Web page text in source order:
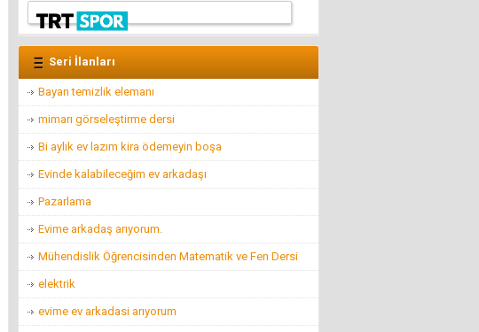
Hüseyin DÜŞ
İlkyardımcılara kim yardım edecek!..
8 Nisan 2016 Cuma
Hüseyin GÜVEN
BİR ŞEY ANCAK DEĞERİNİ BİLENİN YANINDA
KIYMETLİDİR...
22 Temmuz 2016 Cuma
Konuk Yazar
Belediyeyi hesap uzmanı yönetiyor ama balık
istifi tramvay zarar ediyor!
19 Haziran 2016 Pazar
Mehmet KIZILKAYA
FETÖ! (ABD ve CIA Adına Dizayn Edilmiş
Projenin BAŞI)
Seri İlanları
Bayan temizlik elemanı
mimarı görseleştirme dersi
Bi aylık ev lazım kira ödemeyin boşa
Evinde kalabileceğim ev arkadaşı
Pazarlama
Evime arkadaş arıyorum.
Mühendislik Öğrencisinden Matematik ve Fen Dersi
elektrik
evime ev arkadasi arıyorum